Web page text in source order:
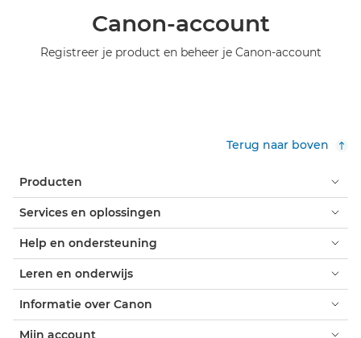
Canon-account
Registreer je product en beheer je Canon-account
Terug naar boven
Producten
Services en oplossingen
Help en ondersteuning
Leren en onderwijs
Informatie over Canon
Mijn account